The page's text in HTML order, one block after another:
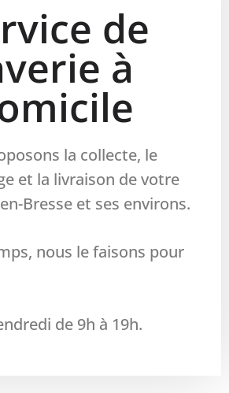
de
à
la collecte, le
et la livraison de votre
Bresse et ses environs.
nous le faisons pour
de 9h à 19h.